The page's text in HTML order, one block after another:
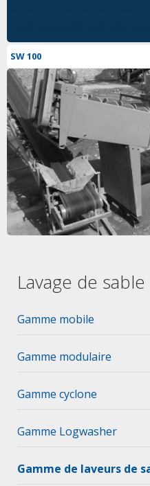
SW 100
Lavage de sable
Gamme mobile
Gamme modulaire
Gamme cyclone
Gamme Logwasher
Gamme de laveurs de